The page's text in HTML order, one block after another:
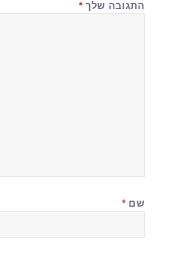
התגובה שלך *
שם *